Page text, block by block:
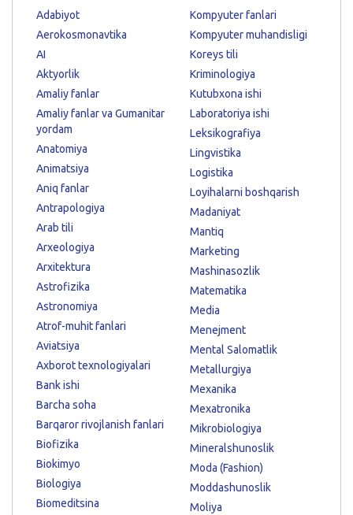
Adabiyot
Aerokosmonavtika
AI
Aktyorlik
Amaliy fanlar
Amaliy fanlar va Gumanitar
yordam
Anatomiya
Animatsiya
Aniq fanlar
Antrapologiya
Arab tili
Arxeologiya
Arxitektura
Astrofizika
Astronomiya
Atrof-muhit fanlari
Aviatsiya
Axborot texnologiyalari
Bank ishi
Barcha soha
Barqaror rivojlanish fanlari
Biofizika
Biokimyo
Biologiya
Biomeditsina
Kompyuter fanlari
Kompyuter muhandisligi
Koreys tili
Kriminologiya
Kutubxona ishi
Laboratoriya ishi
Leksikografiya
Lingvistika
Logistika
Loyihalarni boshqarish
Madaniyat
Mantiq
Marketing
Mashinasozlik
Matematika
Media
Menejment
Mental Salomatlik
Metallurgiya
Mexanika
Mexatronika
Mikrobiologiya
Mineralshunoslik
Moda (Fashion)
Moddashunoslik
Moliya